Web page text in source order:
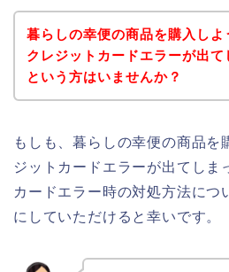
暮らしの幸便の商品を購入しよ
クレジットカードエラーが出て
という方はいませんか？
もしも、暮らしの幸便の商品を
ジットカードエラーが出てしま
カードエラー時の対処方法につ
にしていただけると幸いです。